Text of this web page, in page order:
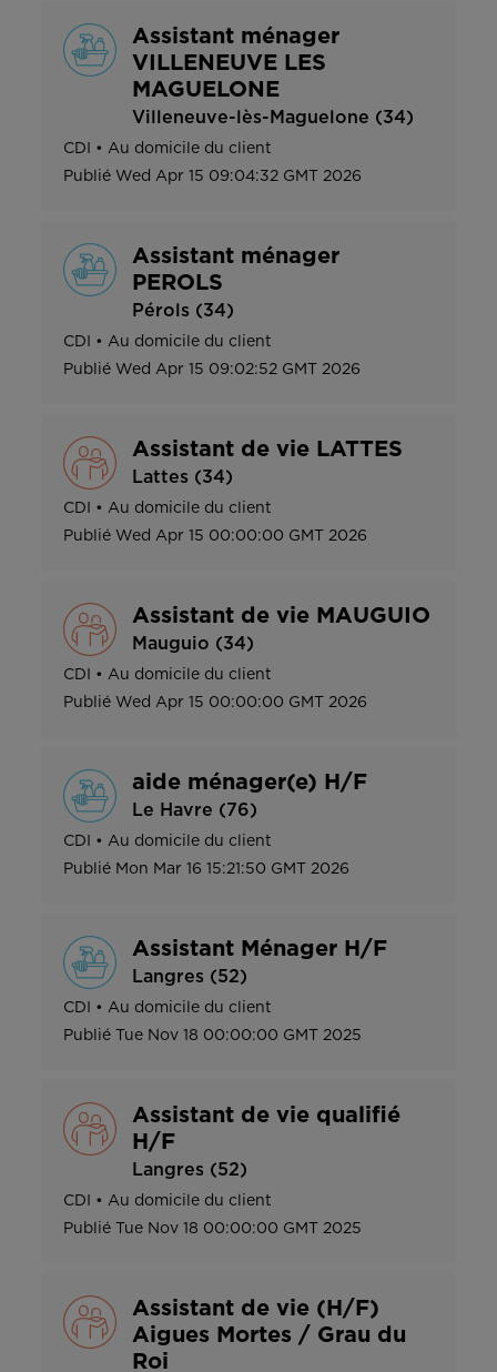
Assistant ménager
VILLENEUVE LES
MAGUELONE
Villeneuve-lès-Maguelone (34)
CDI • Au domicile du client
Publié Wed Apr 15 09:04:32 GMT 2026
Assistant ménager
PEROLS
Pérols (34)
CDI • Au domicile du client
Publié Wed Apr 15 09:02:52 GMT 2026
Assistant de vie LATTES
Lattes (34)
CDI • Au domicile du client
Publié Wed Apr 15 00:00:00 GMT 2026
Assistant de vie MAUGUIO
Mauguio (34)
CDI • Au domicile du client
Publié Wed Apr 15 00:00:00 GMT 2026
aide ménager(e) H/F
Le Havre (76)
CDI • Au domicile du client
Publié Mon Mar 16 15:21:50 GMT 2026
Assistant Ménager H/F
Langres (52)
CDI • Au domicile du client
Publié Tue Nov 18 00:00:00 GMT 2025
Assistant de vie qualifié
H/F
Langres (52)
CDI • Au domicile du client
Publié Tue Nov 18 00:00:00 GMT 2025
Assistant de vie (H/F)
Aigues Mortes / Grau du
Roi